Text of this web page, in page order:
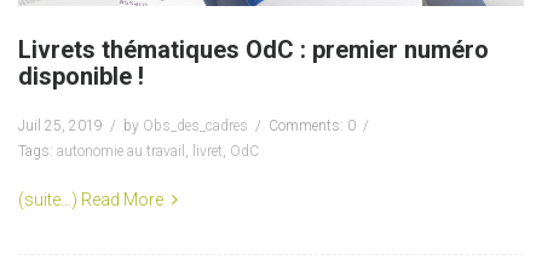
Livrets thématiques OdC : premier numéro
disponible !
Juil 25, 2019 by Obs_des_cadres
Comments: 0
Tags: autonomie au travail , livret, OdC
(suite…) Read More